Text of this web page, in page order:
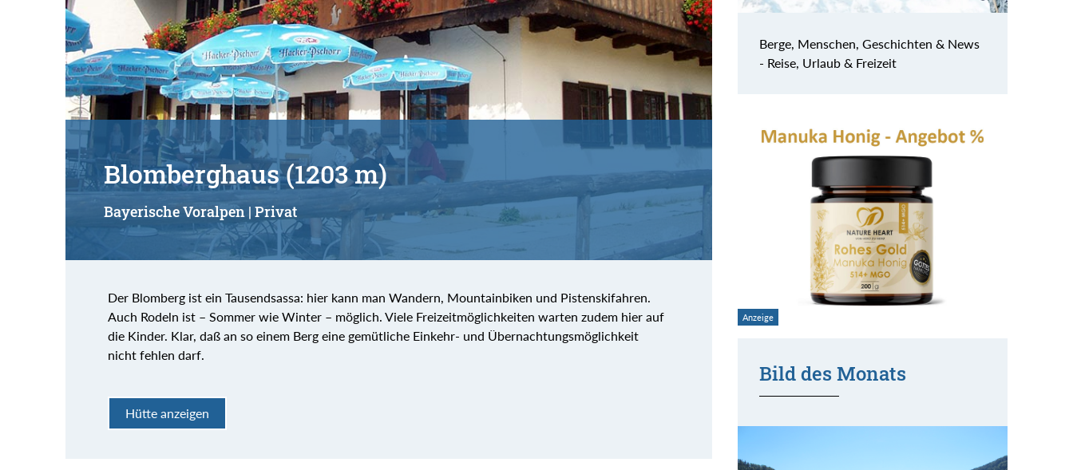
Blomberghaus (1203 m)
Bayerische Voralpen | Privat
Der Blomberg ist ein Tausendsassa: hier kann man Wandern, Mountainbiken und Pistenskifahren.
Auch Rodeln ist – Sommer wie Winter – möglich. Viele Freizeitmöglichkeiten warten zudem hier auf
die Kinder. Klar, daß an so einem Berg eine gemütliche Einkehr- und Übernachtungsmöglichkeit
nicht fehlen darf.
Hütte anzeigen
Berge, Menschen, Geschichten & News
- Reise, Urlaub & Freizeit
Bild des Monats